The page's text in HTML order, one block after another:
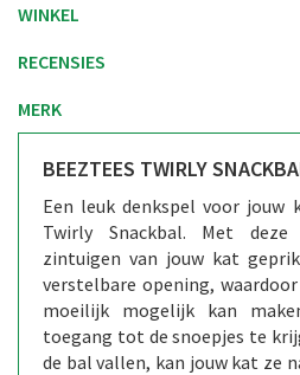
WINKEL
RECENSIES
MERK
BEEZTEES TWIRLY
Een leuk denkspel voor jouw
Twirly Snackbal. Met
zintuigen van jouw kat
verstelbare opening,
moeilijk mogelijk kan
toegang tot de snoepjes te
de bal vallen, kan jouw kat ze